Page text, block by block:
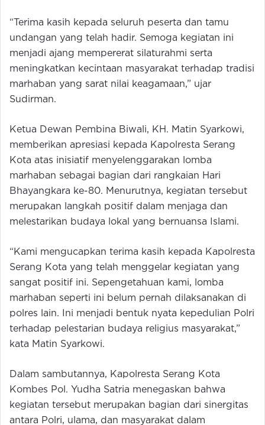
“Terima kasih kepada seluruh peserta dan tamu
undangan yang telah hadir. Semoga kegiatan ini
menjadi ajang mempererat silaturahmi serta
meningkatkan kecintaan masyarakat terhadap tradisi
marhaban yang sarat nilai keagamaan,” ujar
Sudirman.
Ketua Dewan Pembina Biwali, KH. Matin Syarkowi,
memberikan apresiasi kepada Kapolresta Serang
Kota atas inisiatif menyelenggarakan lomba
marhaban sebagai bagian dari rangkaian Hari
Bhayangkara ke-80. Menurutnya, kegiatan tersebut
merupakan langkah positif dalam menjaga dan
melestarikan budaya lokal yang bernuansa Islami.
“Kami mengucapkan terima kasih kepada Kapolresta
Serang Kota yang telah menggelar kegiatan yang
sangat positif ini. Sepengetahuan kami, lomba
marhaban seperti ini belum pernah dilaksanakan di
polres lain. Ini menjadi bentuk nyata kepedulian Polri
terhadap pelestarian budaya religius masyarakat,”
kata Matin Syarkowi.
Dalam sambutannya, Kapolresta Serang Kota
Kombes Pol. Yudha Satria menegaskan bahwa
kegiatan tersebut merupakan bagian dari sinergitas
antara Polri, ulama, dan masyarakat dalam